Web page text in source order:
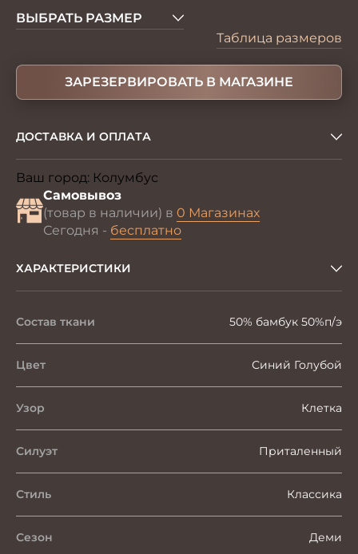
ВЫБРАТЬ РАЗМЕР
Таблица размеров
ЗАРЕЗЕРВИРОВАТЬ В МАГАЗИНЕ
ДОСТАВКА И ОПЛАТА
Ваш город: Колумбус
Самовывоз
(товар в наличии) в 0 Магазинах
Сегодня - бесплатно
ХАРАКТЕРИСТИКИ
Состав ткани 50% бамбук 50%п/э
Цвет Синий Голубой
Узор Клетка
Силуэт Приталенный
Стиль Классика
Сезон Деми